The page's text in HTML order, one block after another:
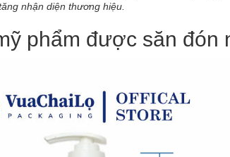
nhận diện thương hiệu.
phẩm được săn đón